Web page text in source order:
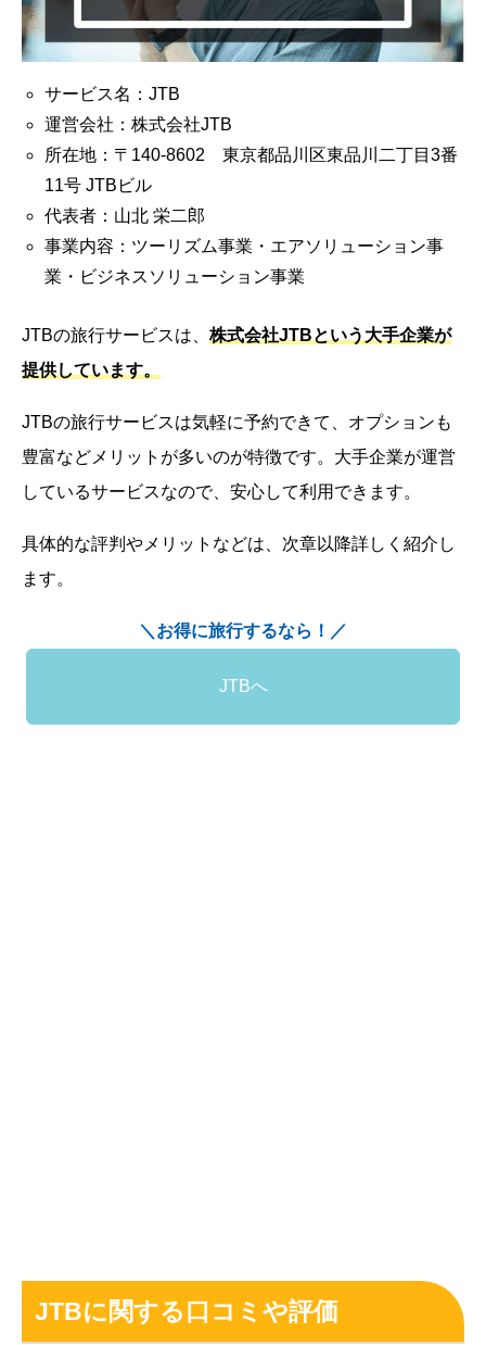
サービス名：JTB
運営会社：株式会社JTB
所在地：〒140-8602 東京都品川区東品川二丁目3番
11号 JTBビル
代表者：山北 栄二郎
事業内容：ツーリズム事業・エアソリューション事
業・ビジネスソリューション事業
JTBの旅行サービスは、 株式会社JTBという大手企業が
提供しています。
JTBの旅行サービスは気軽に予約できて、オプションも
豊富などメリットが多いのが特徴です。大手企業が運営
しているサービスなので、安心して利用できます。
具体的な評判やメリットなどは、次章以降詳しく紹介し
ます。
＼お得に旅行するなら！／
JTBへ
JTBに関する口コミや評価